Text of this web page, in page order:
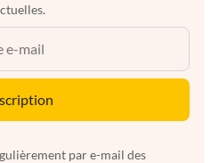
par e-mail des